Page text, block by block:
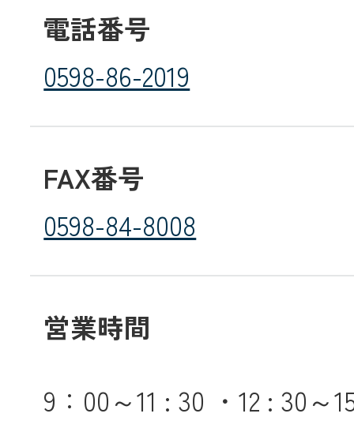
電話番号
0598-86-2019
FAX番号
0598-84-8008
営業時間
9：00～11 : 30 ・12 : 30～